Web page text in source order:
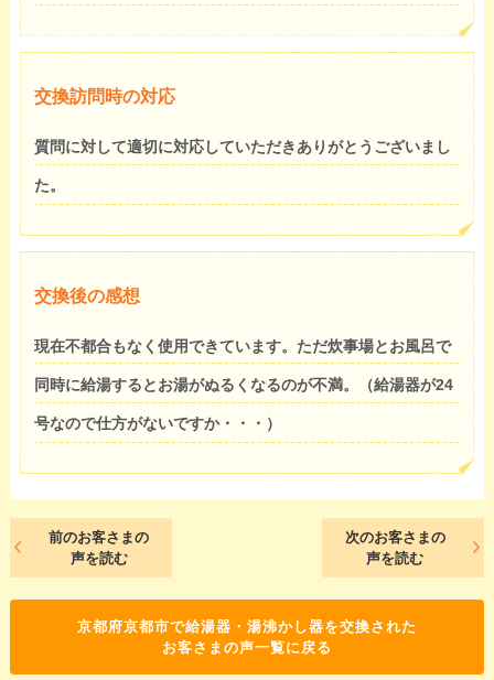
交換訪問時の対応
質問に対して適切に対応していただきありがとうございまし
た。
交換後の感想
現在不都合もなく使用できています。ただ炊事場とお風呂で
同時に給湯するとお湯がぬるくなるのが不満。（給湯器が24
号なので仕方がないですか・・・）
前のお客さまの
声を読む
次のお客さまの
声を読む
京都府京都市で給湯器・湯沸かし器を交換された
お客さまの声一覧に戻る